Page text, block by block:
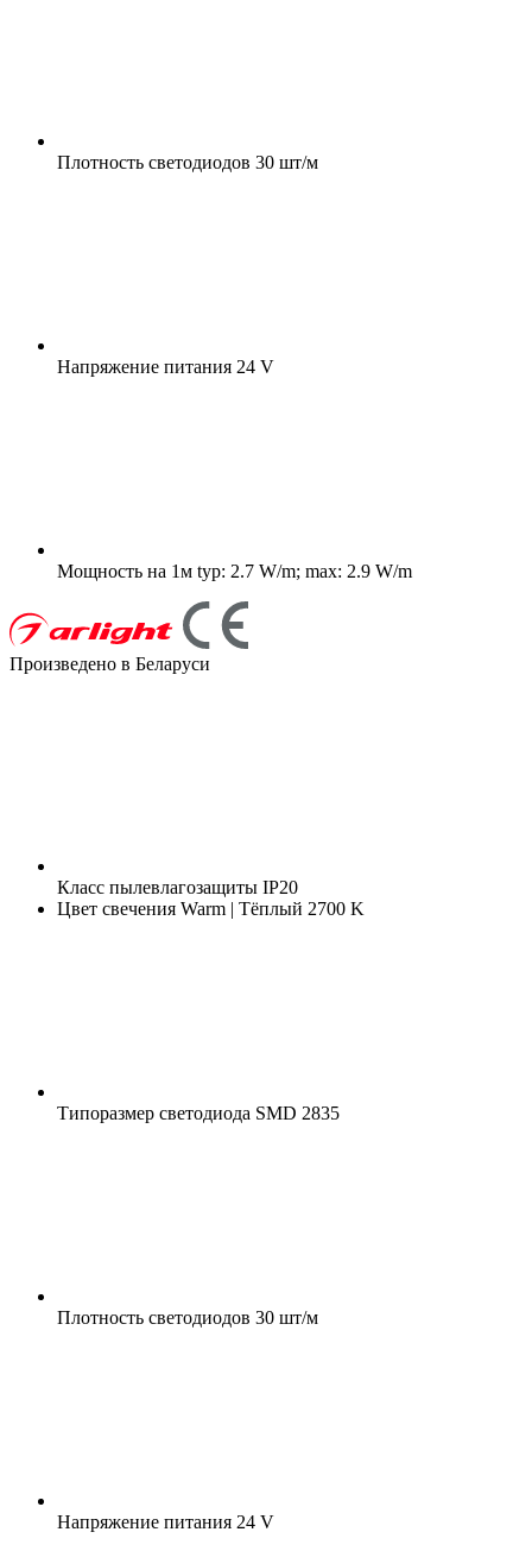
Плотность светодиодов 30 шт/м
Напряжение питания 24 V
Мощность на 1м typ: 2.7 W/m; max: 2.9 W/m
Произведено в Беларуси
Класс пылевлагозащиты IP20
Цвет свечения Warm | Тёплый 2700 K
Типоразмер светодиода SMD 2835
Плотность светодиодов 30 шт/м
Напряжение питания 24 V